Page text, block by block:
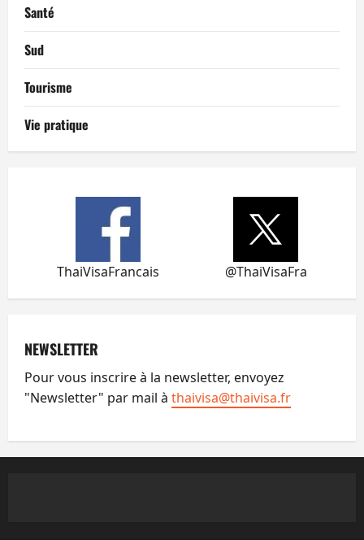
Santé
Sud
Tourisme
Vie pratique
ThaiVisaFrancais @ThaiVisaFra
NEWSLETTER
Pour vous inscrire à la newsletter, envoyez
"Newsletter" par mail à thaivisa@thaivisa.fr